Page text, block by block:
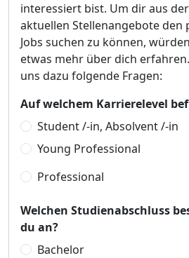
interessiert bist. Um dir aus
aktuellen Stellenangebote den
Jobs suchen zu können,
etwas mehr über dich
uns dazu folgende Fragen:
Auf welchem Karrierelevel
Student /-in, Absolvent /-in
Young Professional
Professional
Welchen Studienabschluss
du an?
Bachelor